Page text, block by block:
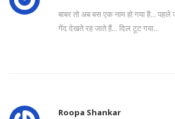
बाबर तो अब बस एक नाम हो गया है...
गेंद देखते रह जाते हैं... दिल टूट गया...
Roopa Shankar